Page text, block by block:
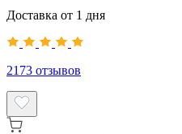
Доставка от 1 дня
2173 отзывов